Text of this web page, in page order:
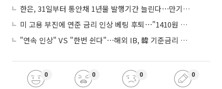
한은, 31일부터 통안채 1년물 발행기간 늘린다⋯만기별 지표종목도 도입
미 고용 부진에 연준 금리 인상 베팅 후퇴⋯"1410원 밑돌 듯"
"연속 인상" VS "한번 쉰다"⋯해외 IB, 韓 기준금리 두고 '견해 차' 팽팽
0 0 0 0